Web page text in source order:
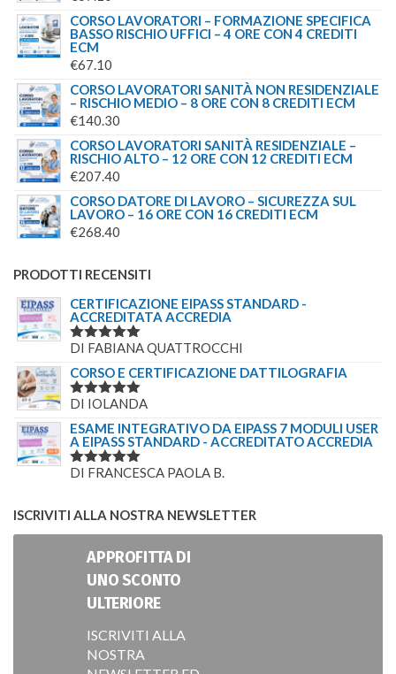
CORSO LAVORATORI – FORMAZIONE SPECIFICA
BASSO RISCHIO UFFICI – 4 ORE CON 4 CREDITI
ECM
€67.10
CORSO LAVORATORI SANITÀ NON RESIDENZIALE
– RISCHIO MEDIO – 8 ORE CON 8 CREDITI ECM
€140.30
CORSO LAVORATORI SANITÀ RESIDENZIALE –
RISCHIO ALTO – 12 ORE CON 12 CREDITI ECM
€207.40
CORSO DATORE DI LAVORO – SICUREZZA SUL
LAVORO – 16 ORE CON 16 CREDITI ECM
€268.40
PRODOTTI RECENSITI
CERTIFICAZIONE EIPASS STANDARD -
ACCREDITATA ACCREDIA
VALUTATO
DI FABIANA QUATTROCCHI
CORSO E CERTIFICAZIONE DATTILOGRAFIA
VALUTATO
DI IOLANDA
ESAME INTEGRATIVO DA EIPASS 7 MODULI USER
A EIPASS STANDARD - ACCREDITATO ACCREDIA
VALUTATO
DI FRANCESCA PAOLA B.
ISCRIVITI ALLA NOSTRA NEWSLETTER
APPROFITTA DI
UNO SCONTO
ULTERIORE
ISCRIVITI ALLA
NOSTRA